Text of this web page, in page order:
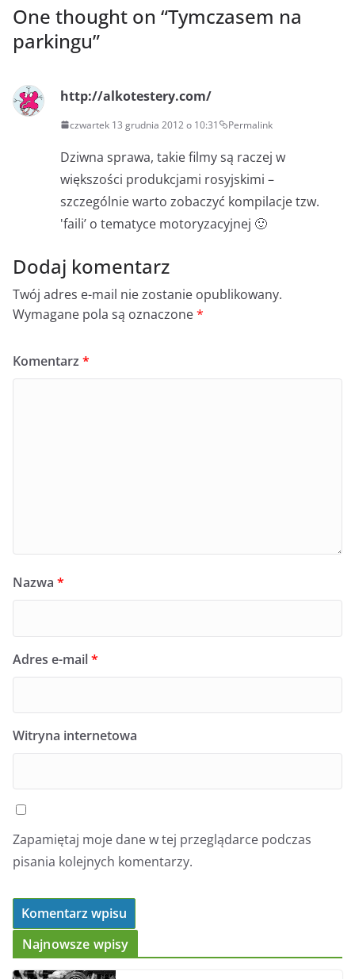
One thought on “Tymczasem na
parkingu”
http://alkotestery.com/
czwartek 13 grudnia 2012 o 10:31 Permalink
Dziwna sprawa, takie filmy są raczej w
większości produkcjami rosyjskimi –
szczególnie warto zobaczyć kompilacje tzw.
'faili’ o tematyce motoryzacyjnej 🙂
Dodaj komentarz
Twój adres e-mail nie zostanie opublikowany.
Wymagane pola są oznaczone*
Komentarz *
Nazwa *
Adres e-mail*
Witryna internetowa
Zapamiętaj moje dane w tej przeglądarce podczas
pisania kolejnych komentarzy.
Najnowsze wpisy